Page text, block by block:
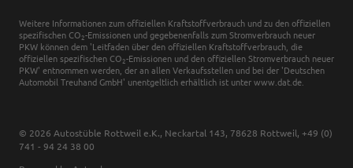
Weitere Informationen zum offiziellen Kraftstoffverbrauch und zu den offiziellen
spezifischen CO 2-Emissionen und gegebenenfalls zum Stromverbrauch neuer
PKW können dem 'Leitfaden über den offiziellen Kraftstoffverbrauch, die
offiziellen spezifischen CO 2-Emissionen und den offiziellen Stromverbrauch neuer
PKW' entnommen werden, der an allen Verkaufsstellen und bei der 'Deutschen
Automobil Treuhand GmbH' unentgeltlich erhältlich ist unter www.dat.de.
© 2026 Autostüble Rottweil e.K., Neckartal 143, 78628 Rottweil, +49 (0)
741 - 94 24 38 00